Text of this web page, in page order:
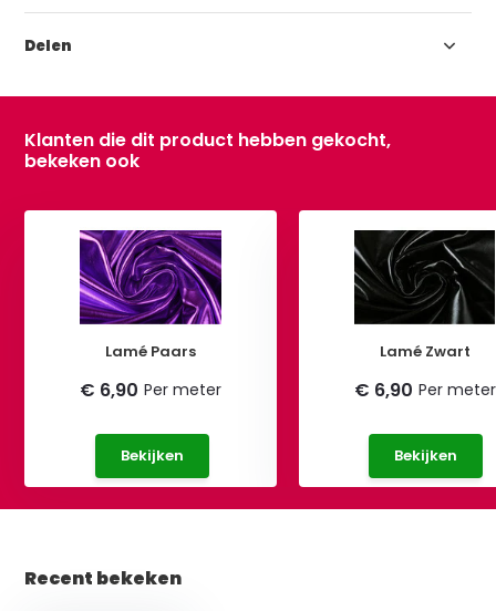
Delen
Klanten die dit product hebben gekocht,
bekeken ook
Lamé Paars
€ 6,90 Per meter
Bekijken
Lamé Zwart
€ 6,90 Per meter
Bekijken
Recent bekeken